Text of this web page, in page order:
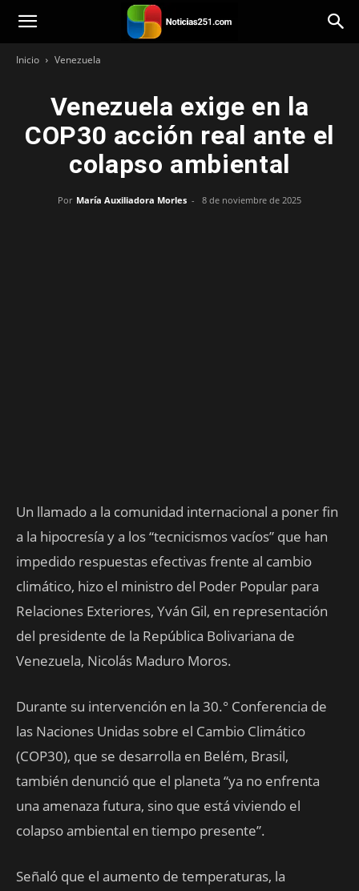
Noticias251
Inicio Venezuela
Venezuela exige en la
COP30 acción real ante el
colapso ambiental
Por María Auxiliadora Morles - 8 de noviembre de 2025
Un llamado a la comunidad internacional a poner fin
a la hipocresía y a los “tecnicismos vacíos” que han
impedido respuestas efectivas frente al cambio
climático, hizo el ministro del Poder Popular para
Relaciones Exteriores, Yván Gil, en representación
del presidente de la República Bolivariana de
Venezuela, Nicolás Maduro Moros.
Durante su intervención en la 30.° Conferencia de
las Naciones Unidas sobre el Cambio Climático
(COP30), que se desarrolla en Belém, Brasil,
también denunció que el planeta “ya no enfrenta
una amenaza futura, sino que está viviendo el
colapso ambiental en tiempo presente”.
Señaló que el aumento de temperaturas, la